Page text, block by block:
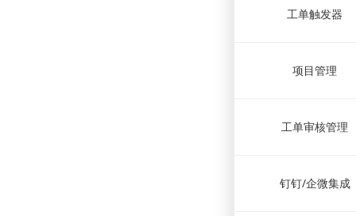
工单触发器
项目管理
工单审核管理
钉钉/企微集成